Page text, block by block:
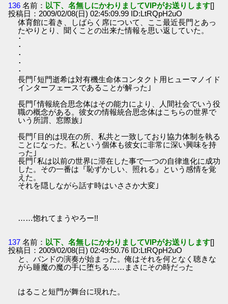
136 名前： 以下、名無しにかわりましてVIPがお送りします[]
投稿日：2009/02/08(日) 02:45:09.99 ID:LtRQpH2uO
体育館に着き、しばらく席について、ここ最近長門とあっ
たやりとり、聞くことの出来た情報を思い返していた。
･
･
･
･
･
長門｢短門逝希は対有機生命体コンタクト用ヒューマノイド
インターフェースであることが解った｣
長門｢情報統合思念体はその能力により、人間社会でいう役
職の概念がある。彼女の情報統合思念体はこちらの世界で
いう所謂、窓際族｣
長門｢目的は現在の所、私共と一致しており協力体制を執る
ことになった。私という個体も彼女に非常に深い興味を持
った｣
長門｢私は以前の世界に滞在した事で一つの自律進化に成功
した。その一番は『恥ずかしい、照れる』という感情を覚
えた。
それを隠しながら話す時はいささか大変｣
……惚れてまうやろー!!
137 名前： 以下、名無しにかわりましてVIPがお送りします[]
投稿日：2009/02/08(日) 02:49:50.76 ID:LtRQpH2uO
と、バンドの演奏が始まった。俺はそれを何となく聴きな
がら睡魔の魔の手に堕ちる……まさにその時だった
はること短門が舞台に現れた。